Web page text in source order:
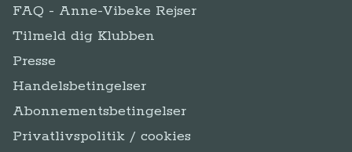
FAQ - Anne-Vibeke Rejser
Tilmeld dig Klubben
Presse
Handelsbetingelser
Abonnementsbetingelser
Privatlivspolitik / cookies